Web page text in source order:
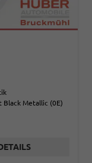
Black Metallic (0E)